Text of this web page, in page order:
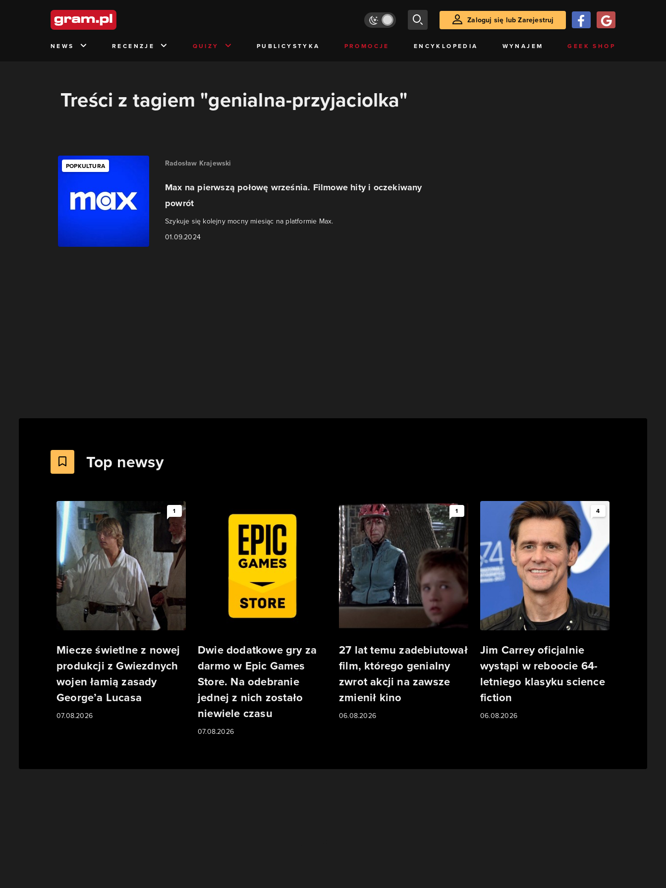
Zaloguj się lub Zarejestruj
NEWS RECENZJE QUIZY PUBLICYSTYKA PROMOCJE ENCYKLOPEDIA WYNAJEM GEEK SHOP
Treści z tagiem "genialna-przyjaciolka"
POPKULTURA Radosław Krajewski
Max na pierwszą połowę września. Filmowe hity i oczekiwany
powrót
Szykuje się kolejny mocny miesiąc na platformie Max.
01.09.2024
Top newsy
1
Miecze świetlne z nowej
produkcji z Gwiezdnych
wojen łamią zasady
George’a Lucasa
07.08.2026
Dwie dodatkowe gry za
darmo w Epic Games
Store. Na odebranie
jednej z nich zostało
niewiele czasu
07.08.2026
1
27 lat temu zadebiutował
film, którego genialny
zwrot akcji na zawsze
zmienił kino
06.08.2026
4
Jim Carrey oficjalnie
wystąpi w reboocie 64-
letniego klasyku science
fiction
06.08.2026